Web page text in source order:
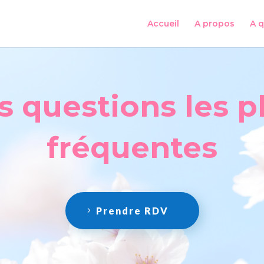
Accueil A propos A
questions les
fréquentes
Prendre RDV